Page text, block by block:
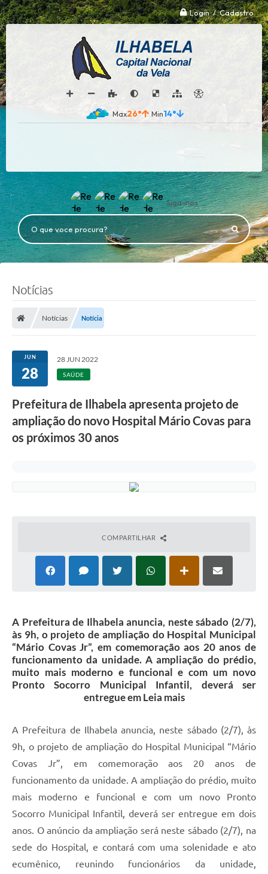
Login / Cadastro
26° 14°
Siga-nos
O que voce procura?
Notícias
Notícias Notícia
JUN
28
28 JUN 2022
SAÚDE
Prefeitura de Ilhabela apresenta projeto de
ampliação do novo Hospital Mário Covas para
os próximos 30 anos
COMPARTILHAR
A Prefeitura de Ilhabela anuncia, neste sábado (2/7),
às 9h, o projeto de ampliação do Hospital Municipal
“Mário Covas Jr”, em comemoração aos 20 anos de
funcionamento da unidade. A ampliação do prédio,
muito mais moderno e funcional e com um novo
Pronto Socorro Municipal Infantil, deverá ser
entregue em Leia mais
A Prefeitura de Ilhabela anuncia, neste sábado (2/7), às
9h, o projeto de ampliação do Hospital Municipal “Mário
Covas Jr”, em comemoração aos 20 anos de
funcionamento da unidade. A ampliação do prédio, muito
mais moderno e funcional e com um novo Pronto
Socorro Municipal Infantil, deverá ser entregue em dois
anos. O anúncio da ampliação será neste sábado (2/7), na
sede do Hospital, e contará com uma solenidade e ato
ecumênico, reunindo funcionários da unidade,